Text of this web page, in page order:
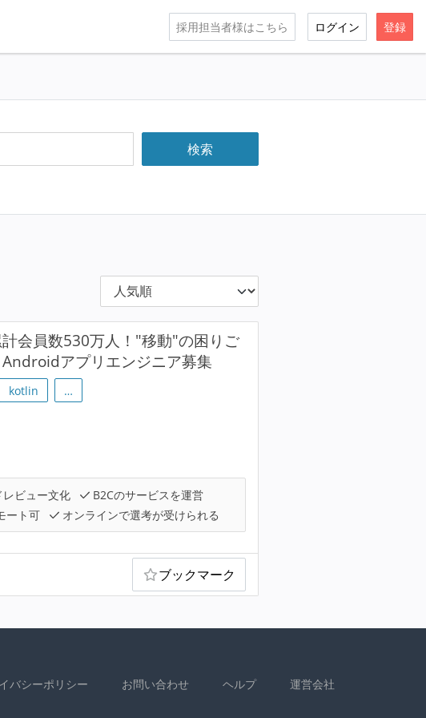
採用担当者様はこちら ログイン 登録
会員数530万人！"移動"の困りご
アプリエンジニア募集
kotlin …
レビュー文化
B2Cのサービスを運営
ート可 オンラインで選考が受けられる
ブックマーク
バシーポリシー お問い合わせ ヘルプ 運営会社